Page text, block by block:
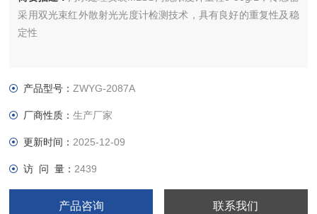
采用双光束红外散射光光度计检测技术，具有良好的重复性及稳
定性
产品型号：ZWYG-2087A
厂商性质：生产厂家
更新时间： 2025-12-09
访 问 量： 2439
产品咨询 联系我们